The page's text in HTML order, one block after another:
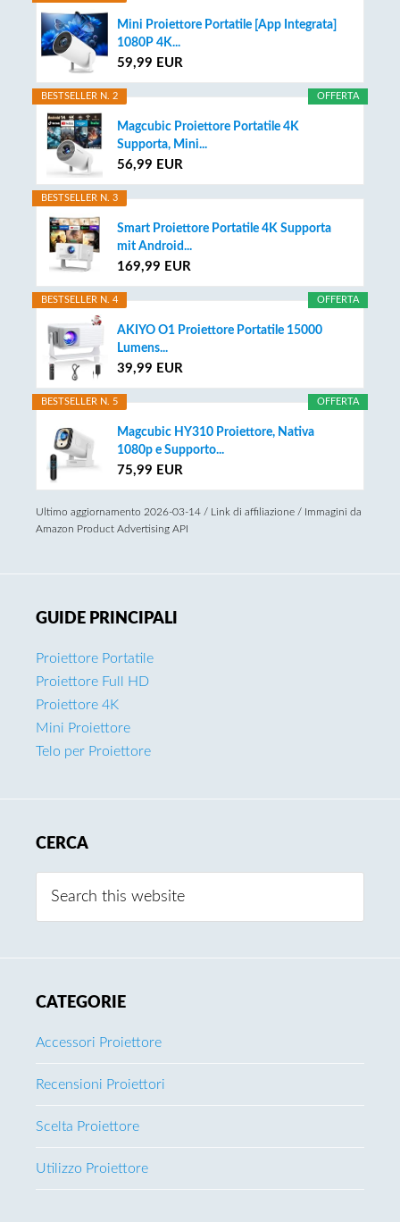
Mini Proiettore Portatile [App Integrata]
1080P 4K...
59,99 EUR
OFFERTA
BESTSELLER N. 2
Magcubic Proiettore Portatile 4K
Supporta, Mini...
56,99 EUR
BESTSELLER N. 3
Smart Proiettore Portatile 4K Supporta
mit Android...
169,99 EUR
OFFERTA
BESTSELLER N. 4
AKIYO O1 Proiettore Portatile 15000
Lumens...
39,99 EUR
OFFERTA
BESTSELLER N. 5
Magcubic HY310 Proiettore, Nativa
1080p e Supporto...
75,99 EUR
Ultimo aggiornamento 2026-03-14 / Link di affiliazione / Immagini da
Amazon Product Advertising API
GUIDE PRINCIPALI
Proiettore Portatile
Proiettore Full HD
Proiettore 4K
Mini Proiettore
Telo per Proiettore
CERCA
this
CATEGORIE
Accessori Proiettore
Recensioni Proiettori
Scelta Proiettore
Utilizzo Proiettore